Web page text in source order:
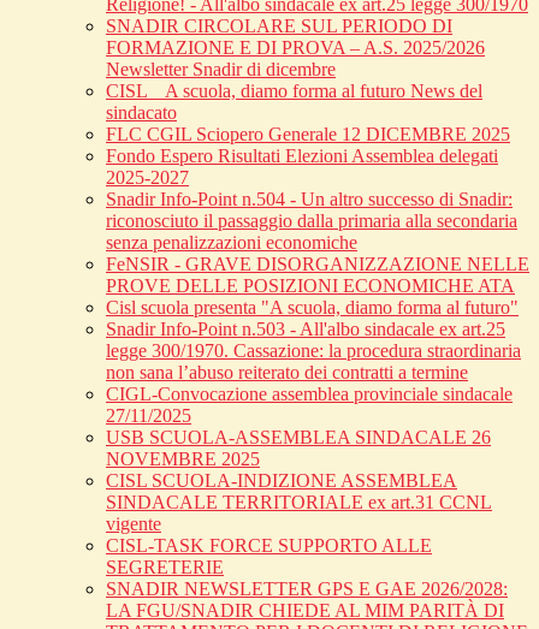
Religione! - All'albo sindacale ex art.25 legge 300/1970
SNADIR CIRCOLARE SUL PERIODO DI
FORMAZIONE E DI PROVA – A.S. 2025/2026
Newsletter Snadir di dicembre
CISL _ A scuola, diamo forma al futuro News del
sindacato
FLC CGIL Sciopero Generale 12 DICEMBRE 2025
Fondo Espero Risultati Elezioni Assemblea delegati
2025-2027
Snadir Info-Point n.504 - Un altro successo di Snadir:
riconosciuto il passaggio dalla primaria alla secondaria
senza penalizzazioni economiche
FeNSIR - GRAVE DISORGANIZZAZIONE NELLE
PROVE DELLE POSIZIONI ECONOMICHE ATA
Cisl scuola presenta "A scuola, diamo forma al futuro"
Snadir Info-Point n.503 - All'albo sindacale ex art.25
legge 300/1970. Cassazione: la procedura straordinaria
non sana l’abuso reiterato dei contratti a termine
CIGL-Convocazione assemblea provinciale sindacale
27/11/2025
USB SCUOLA-ASSEMBLEA SINDACALE 26
NOVEMBRE 2025
CISL SCUOLA-INDIZIONE ASSEMBLEA
SINDACALE TERRITORIALE ex art.31 CCNL
vigente
CISL-TASK FORCE SUPPORTO ALLE
SEGRETERIE
SNADIR NEWSLETTER GPS E GAE 2026/2028:
LA FGU/SNADIR CHIEDE AL MIM PARITÀ DI